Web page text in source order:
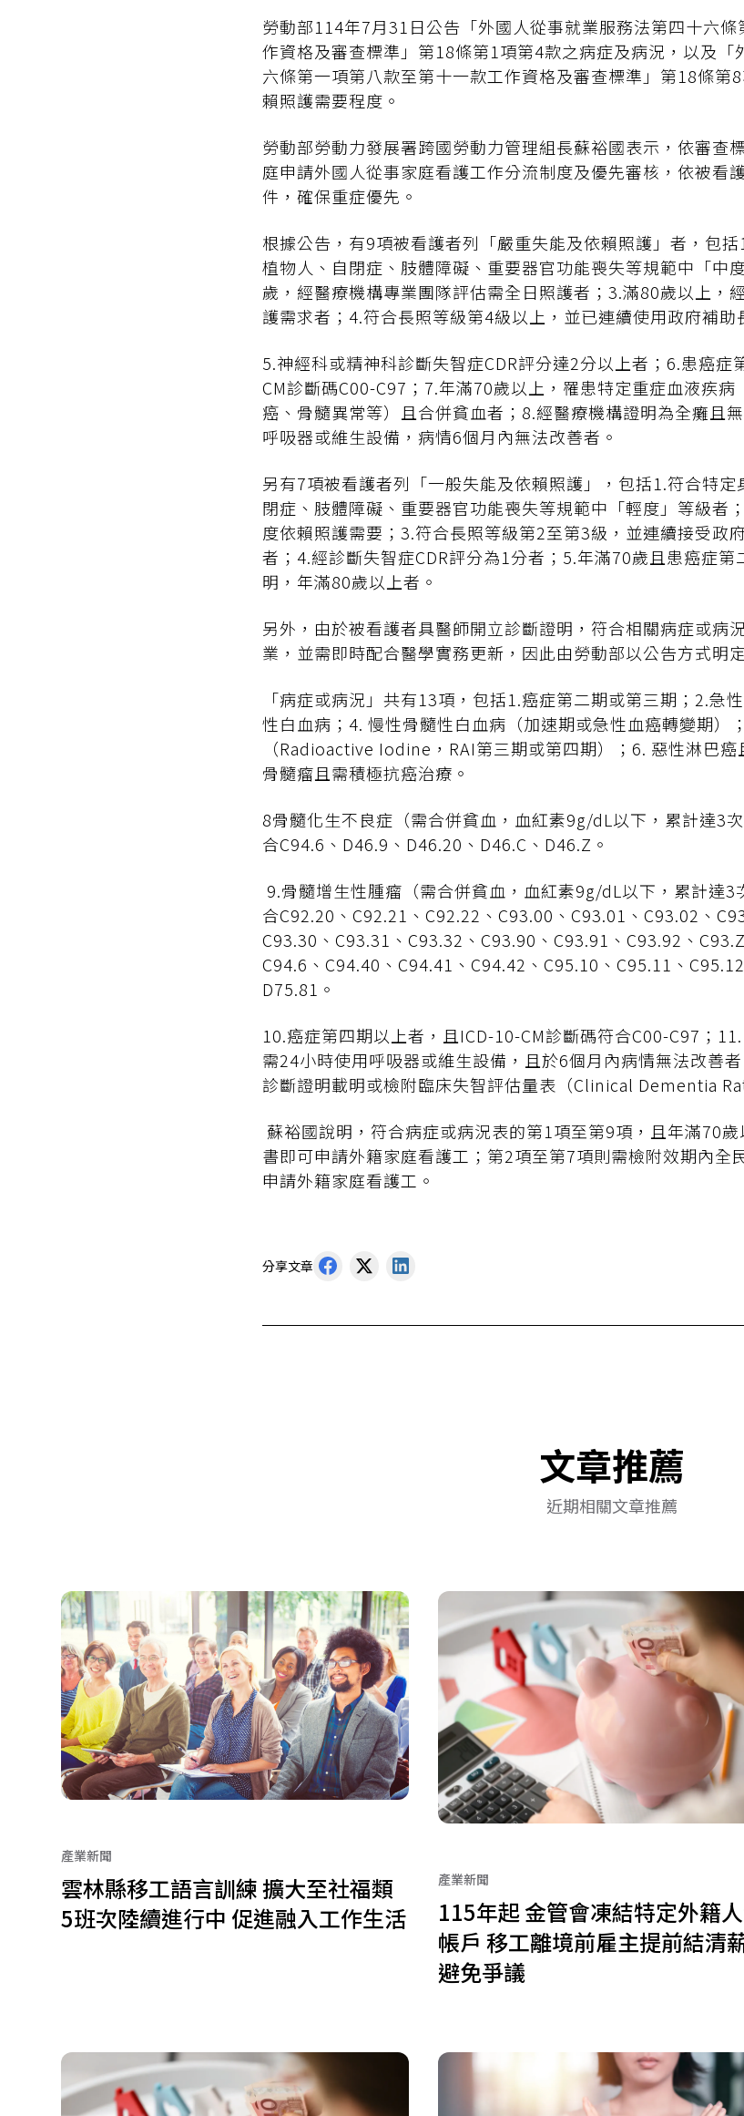
勞動部114年7月31日公告「外國人從事就業服務法第四十六
作資格及審查標準」第18條第1項第4款之病症及病況，以及「
六條第一項第八款至第十一款工作資格及審查標準」第18條第
賴照護需要程度。
勞動部勞動力發展署跨國勞動力管理組長蘇裕國表示，依審查
庭申請外國人從事家庭看護工作分流制度及優先審核，依被看
件，確保重症優先。
根據公告，有9項被看護者列「嚴重失能及依賴照護」者，包
植物人、自閉症、肢體障礙、重要器官功能喪失等規範中「中
歲，經醫療機構專業團隊評估需全日照護者；3.滿80歲以上，
護需求者；4.符合長照等級第4級以上，並已連續使用政府補助
5.神經科或精神科診斷失智症CDR評分達2分以上者；6.患癌症
CM診斷碼C00-C97；7.年滿70歲以上，罹患特定重症血液疾
癌、骨髓異常等）且合併貧血者；8.經醫療機構證明為全癱且
呼吸器或維生設備，病情6個月內無法改善者。
另有7項被看護者列「一般失能及依賴照護」，包括1.符合特
閉症、肢體障礙、重要器官功能喪失等規範中「輕度」等級者
度依賴照護需要；3.符合長照等級第2至第3級，並連續接受政
者；4.經診斷失智症CDR評分為1分者；5.年滿70歲且患癌症
明，年滿80歲以上者。
另外，由於被看護者具醫師開立診斷證明，符合相關病症或病
業，並需即時配合醫學實務更新，因此由勞動部以公告方式明
「病症或病況」共有13項，包括1.癌症第二期或第三期；2.急
性白血病；4. 慢性骨髓性白血病（加速期或急性血癌轉變期）
（Radioactive Iodine，RAI第三期或第四期）；6. 惡性淋巴
骨髓瘤且需積極抗癌治療。
8骨髓化生不良症（需合併貧血，血紅素9g/dL以下，累計達3
合C94.6、D46.9、D46.20、D46.C、D46.Z。
9.骨髓增生性腫瘤（需合併貧血，血紅素9g/dL以下，累計達3
合C92.20、C92.21、C92.22、C93.00、C93.01、C93.02、
C93.30、C93.31、C93.32、C93.90、C93.91、C93.92、
C94.6、C94.40、C94.41、C94.42、C95.10、C95.11、
D75.81。
10.癌症第四期以上者，且ICD-10-CM診斷碼符合C00-C97；
需24小時使用呼吸器或維生設備，且於6個月內病情無法改善
診斷證明載明或檢附臨床失智評估量表（Clinical Dementia
蘇裕國說明，符合病症或病況表的第1項至第9項，且年滿70
書即可申請外籍家庭看護工；第2項至第7項則需檢附效期內全
申請外籍家庭看護工。
分享文章
文章推薦
近期相關文章推薦
產業新聞
雲林縣移工語言訓練 擴大至社福類
5班次陸續進行中 促進融入工作生活
產業新聞
115年起 金管會凍結特定外籍
帳戶 移工離境前雇主提前結清
避免爭議